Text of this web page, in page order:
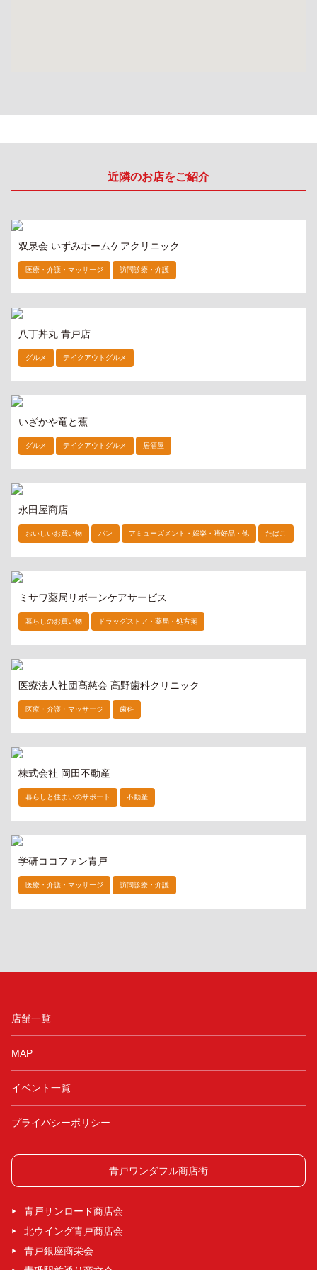
近隣のお店をご紹介
双泉会 いずみホームケアクリニック
医療・介護・マッサージ 訪問診療・介護
八丁丼丸 青戸店
グルメ テイクアウトグルメ
いざかや竜と蕉
グルメ テイクアウトグルメ 居酒屋
永田屋商店
おいしいお買い物 パン アミューズメント・娯楽・嗜好品・他 たばこ
ミサワ薬局リボーンケアサービス
暮らしのお買い物 ドラッグストア・薬局・処方箋
医療法人社団髙慈会 髙野歯科クリニック
医療・介護・マッサージ 歯科
株式会社 岡田不動産
暮らしと住まいのサポート 不動産
学研ココファン青戸
医療・介護・マッサージ 訪問診療・介護
店舗一覧
MAP
イベント一覧
プライバシーポリシー
青戸ワンダフル商店街
青戸サンロード商店会
北ウイング青戸商店会
青戸銀座商栄会